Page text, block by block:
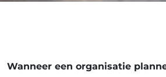
Wanneer een organisatie